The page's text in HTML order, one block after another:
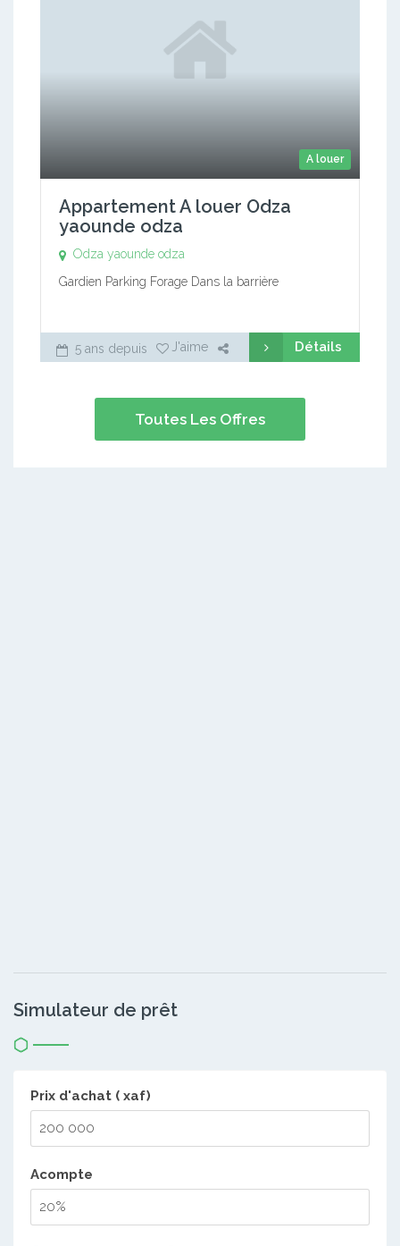
A louer
Appartement A louer Odza
yaounde odza
Odza yaounde odza
Gardien Parking Forage Dans la barrière
5 ans depuis J'aime Détails
Toutes Les Offres
Simulateur de prêt
Prix d'achat ( xaf)
Acompte